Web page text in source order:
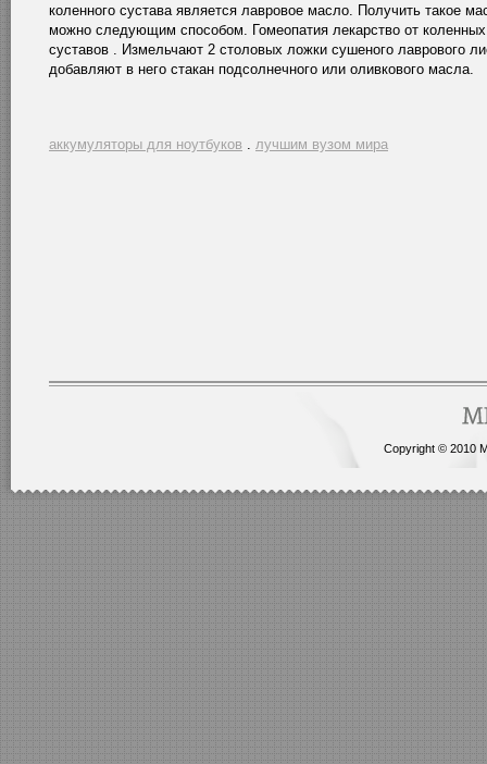
коленного сустава является лавровое масло. Получить такое
можно следующим способом. Гомеопатия лекарство от коленных
суставов . Измельчают 2 столовых ложки сушеного лаврового
добавляют в него стакан подсолнечного или оливкового масла.
аккумуляторы для ноутбуков лучшим вузом мира
Copyright © 2010